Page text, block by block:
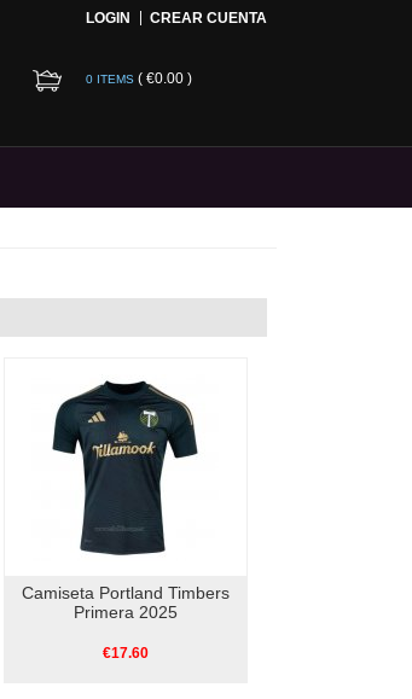
LOGIN CREAR CUENTA
0 ITEMS ( €0.00 )
Camiseta Portland Timbers
Primera 2025
€17.60